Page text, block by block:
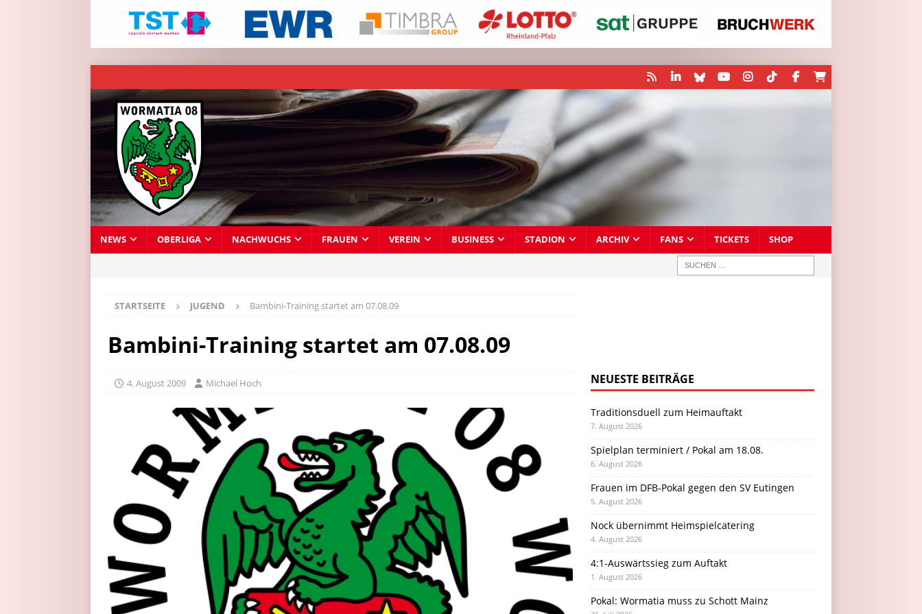
NEWS OBERLIGA NACHWUCHS FRAUEN VEREIN BUSINESS STADION ARCHIV FANS TICKETS SHOP
STARTSEITE JUGEND Bambini-Training startet am 07.08.09
Bambini-Training startet am 07.08.09
4. August 2009 Michael Hoch NEUESTE BEITRÄGE
Traditionsduell zum Heimauftakt
7. August 2026
Spielplan terminiert / Pokal am 18.08.
6. August 2026
Frauen im DFB-Pokal gegen den SV Eutingen
5. August 2026
Nock übernimmt Heimspielcatering
4. August 2026
4:1-Auswärtssieg zum Auftakt
1. August 2026
Pokal: Wormatia muss zu Schott Mainz